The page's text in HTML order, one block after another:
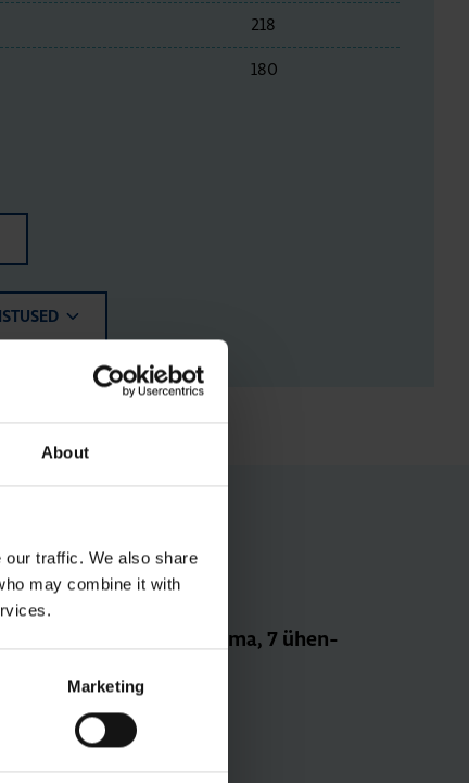
About
traffic. We also share
may combine it with
Marketing
218
180
N-ter­mi­nal, Mini Gamma, 7 ühen­